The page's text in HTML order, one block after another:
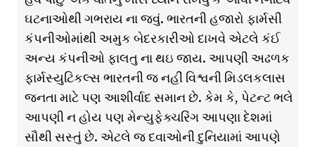
ઘટનાઓથી ગભરાય ના જવું. ભારતની હજારો ફાર્મસી
કંપનીઓમાંથી અમુક બેદરકારીઓ દાખવે એટલે કંઈ
અન્ય કંપનીઓ ફાલતુ ના થઇ જાય. આપણી અઢળક
ફાર્મસ્યુટિકલ્સ ભારતની જ નહીં વિશ્વની મિડલકલાસ
જનતા માટે પણ આશીર્વાદ સમાન છે. કેમ કે, પેટન્ટ ભલે
આપણી ન હોય પણ મેન્યુફેક્ચરિંગ આપણા દેશમાં
સૌથી સસ્તું છે. એટલે જ દવાઓની દુનિયામાં આપણે